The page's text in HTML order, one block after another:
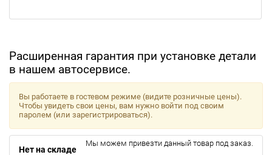
Расширенная гарантия при установке детали
в нашем автосервисе.
Вы работаете в гостевом режиме (видите розничные цены).
Чтобы увидеть свои цены, вам нужно войти под своим
паролем (или зарегистрироваться).
Нет на складе
Мы можем привезти данный товар под заказ.